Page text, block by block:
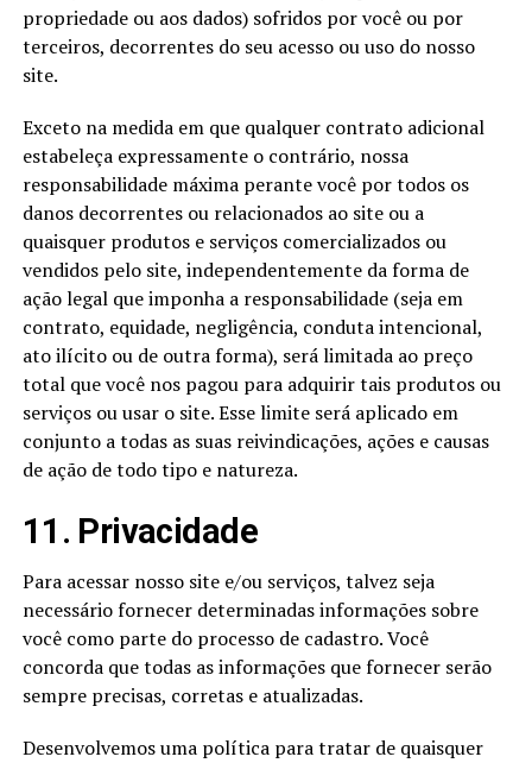
propriedade ou aos dados) sofridos por você ou por
terceiros, decorrentes do seu acesso ou uso do nosso
site.
Exceto na medida em que qualquer contrato adicional
estabeleça expressamente o contrário, nossa
responsabilidade máxima perante você por todos os
danos decorrentes ou relacionados ao site ou a
quaisquer produtos e serviços comercializados ou
vendidos pelo site, independentemente da forma de
ação legal que imponha a responsabilidade (seja em
contrato, equidade, negligência, conduta intencional,
ato ilícito ou de outra forma), será limitada ao preço
total que você nos pagou para adquirir tais produtos ou
serviços ou usar o site. Esse limite será aplicado em
conjunto a todas as suas reivindicações, ações e causas
de ação de todo tipo e natureza.
11. Privacidade
Para acessar nosso site e/ou serviços, talvez seja
necessário fornecer determinadas informações sobre
você como parte do processo de cadastro. Você
concorda que todas as informações que fornecer serão
sempre precisas, corretas e atualizadas.
Desenvolvemos uma política para tratar de quaisquer